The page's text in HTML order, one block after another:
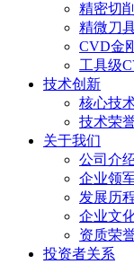
精密切
精微刀
CVD金
工具级
技术创新
核心技
技术荣
关于我们
公司介
企业领
发展历
企业文
资质荣
投资者关系